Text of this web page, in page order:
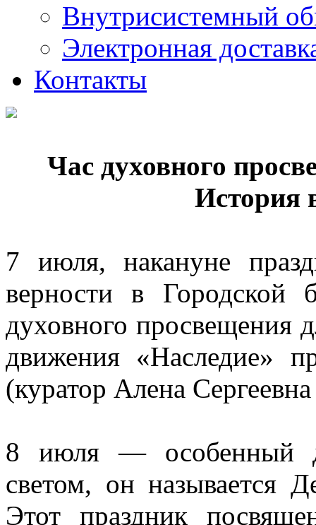
Внутрисистемный
Электронная
Контакты
Час духовного
История
7 июля, накануне
верности в
духовного просвещения
движения «Наследие»
(куратор Алена
8 июля — особенный
светом, он называется
Этот праздник